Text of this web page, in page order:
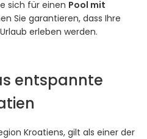
sich für einen Pool mit
Sie garantieren, dass Ihre
erleben werden.
entspannte
Kroatiens, gilt als einer der